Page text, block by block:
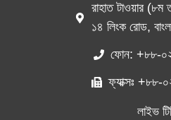
রাহাত টাওয়ার (৮ম
১৪ লিংক রোড,
ফোন: +৮৮-
ফ্যাক্সঃ +৮৮-
লাইভ